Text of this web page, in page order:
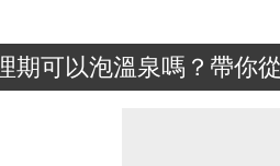
期可以泡溫泉嗎？帶你